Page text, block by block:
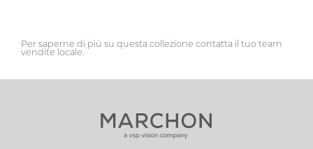
Per saperne di più su questa collezione contatta il tuo team
vendite locale.